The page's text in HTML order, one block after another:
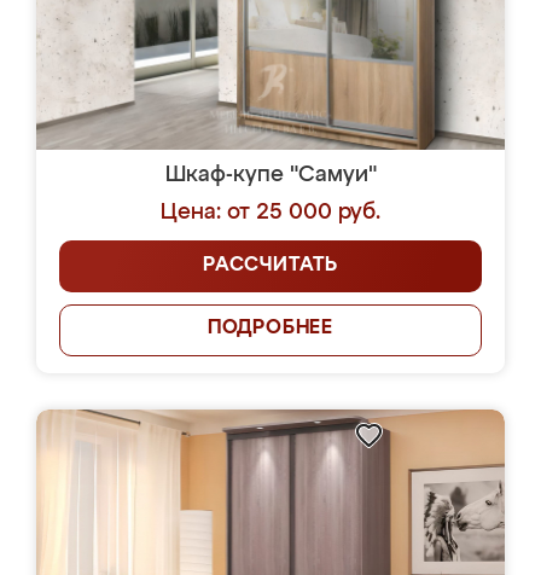
Шкаф-купе "Самуи"
Цена: от 25 000 руб.
РАССЧИТАТЬ
ПОДРОБНЕЕ